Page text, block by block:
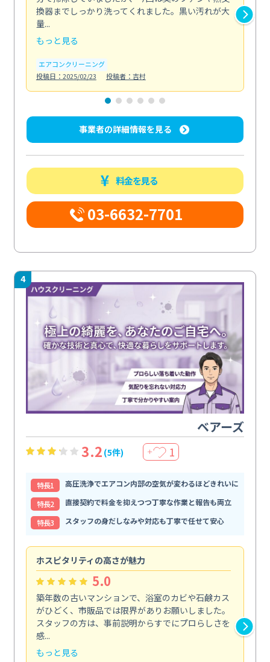
換器までしっかり洗ってくれました。黒い汚れが大
量...
もっと見る
エアコンクリーニング
投稿日：2025/02/23
投稿者：吉村
事業者の詳細情報を見る
料金を見る
03-6632-7701
4
ベアーズ
3.2 (5件) ＋ 1
特⻑1
高圧洗浄でエアコン内部の空気が変わるほどきれいに
特⻑2
直接契約で料金を抑えつつ丁寧な作業と報告も両立
特⻑3
スタッフの身だしなみや対応も丁寧で任せて安心
ホスピタリティの高さが魅力
5.0
築年数の古いマンションで、浴室のカビや石鹸カス
がひどく、市販品では限界がありお願いしました。
スタッフの方は、事前説明からすでにプロらしさを
感...
もっと見る